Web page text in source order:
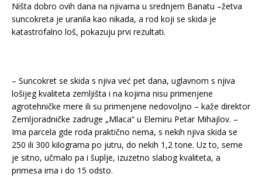
Ništa dobro ovih dana na njivama u srednjem Banatu –žetva
suncokreta je uranila kao nikada, a rod koji se skida je
katastrofalno loš, pokazuju prvi rezultati.
– Suncokret se skida s njiva već pet dana, uglavnom s njiva
lošijeg kvaliteta zemljišta i na kojima nisu primenjene
agrotehničke mere ili su primenjene nedovoljno – kaže direktor
Zemljoradničke zadruge „Mlaca“ u Elemiru Petar Mihajlov. –
Ima parcela gde roda praktično nema, s nekih njiva skida se
250 ili 300 kilograma po jutru, do nekih 1,2 tone. Uz to, seme
je sitno, učmalo pa i šuplje, izuzetno slabog kvaliteta, a
primesa ima i do 15 odsto.